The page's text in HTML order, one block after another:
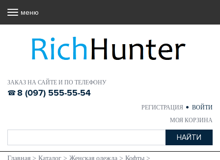
ЗАКАЗ НА САЙТЕ И ПО ТЕЛЕФОНУ
8 (097) 555-55-54
РЕГИСТРАЦИЯ
ВОЙТИ
МОЯ КОРЗИНА
меню
Главная > Каталог > Женская одежда > Кофты >